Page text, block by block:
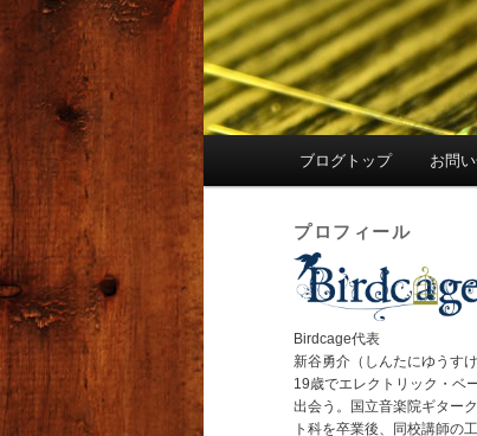
ブログトップ お問
プロフィール
Birdcage代表
新谷勇介（しんたにゆうすけ
19歳でエレクトリック・ベ
出会う。国立音楽院ギター
ト科を卒業後、同校講師の工